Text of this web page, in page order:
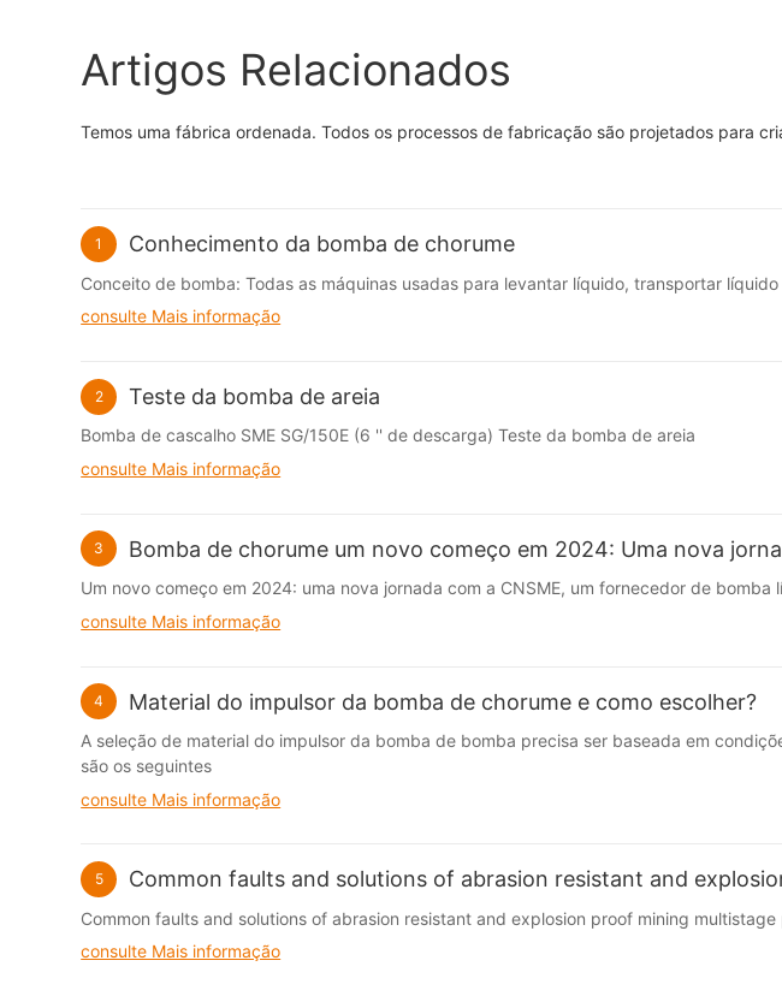
Artigos Relacionados
Temos uma fábrica ordenada. Todos os processos de fabricação são projetados para
1 Conhecimento da bomba de chorume
Conceito de bomba: Todas as máquinas usadas para levantar líquido, transportar
consulte Mais informação
2 Teste da bomba de areia
Bomba de cascalho SME SG/150E (6 '' de descarga) Teste da bomba de areia
consulte Mais informação
3 Bomba de chorume um novo começo em 2024: Uma nova
Um novo começo em 2024: uma nova jornada com a CNSME, um fornecedor de bomba
consulte Mais informação
4 Material do impulsor da bomba de chorume e como escolher?
A seleção de material do impulsor da bomba de bomba precisa ser baseada em
são os seguintes
consulte Mais informação
5 Common faults and solutions of abrasion resistant and
Common faults and solutions of abrasion resistant and explosion proof mining multistage
consulte Mais informação